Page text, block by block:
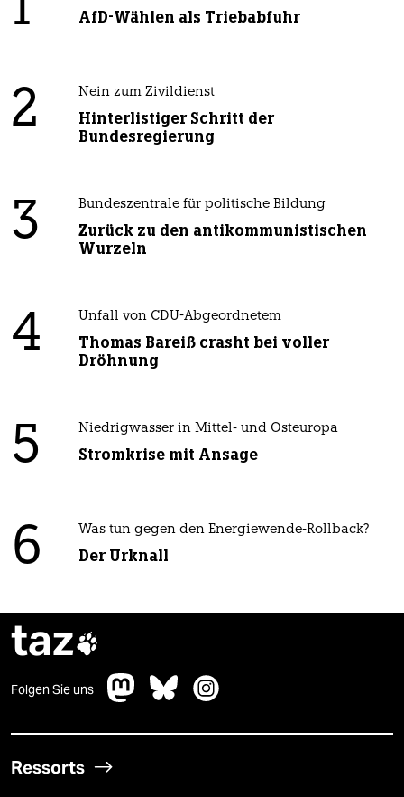
AfD-Wählen als Triebabfuhr
2 Nein zum Zivildienst
Hinterlistiger Schritt der
Bundesregierung
3 Bundeszentrale für politische Bildung
Zurück zu den antikommunistischen
Wurzeln
4 Unfall von CDU-Abgeordnetem
Thomas Bareiß crasht bei voller
Dröhnung
5 Niedrigwasser in Mittel- und Osteuropa
Stromkrise mit Ansage
6 Was tun gegen den Energiewende-Rollback?
Der Urknall
taz
Folgen Sie uns
Ressorts